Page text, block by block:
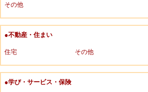
その他
●不動産・住まい
住宅 その他
●学び・サービス・保険